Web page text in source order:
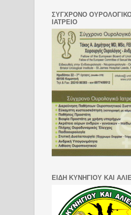
ΣΥΓΧΡΟΝΟ
ΙΑΤΡΕΙΟ
ΕΙΔΗ ΚΥΝΗΓΙΟΥ ΚΑΙ